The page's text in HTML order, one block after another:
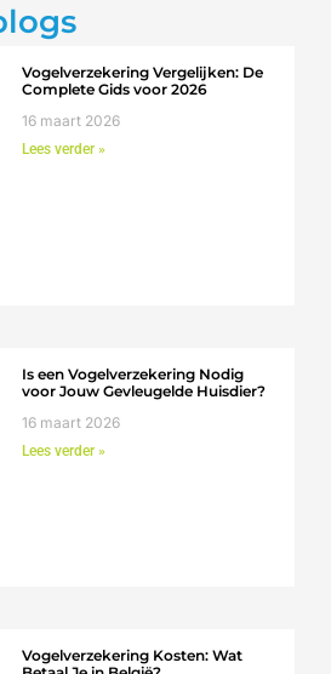
Vogelverzekering Vergelijken: De
Complete Gids voor 2026
16 maart 2026
Lees verder »
Is een Vogelverzekering Nodig
voor Jouw Gevleugelde Huisdier?
16 maart 2026
Lees verder »
Vogelverzekering Kosten: Wat